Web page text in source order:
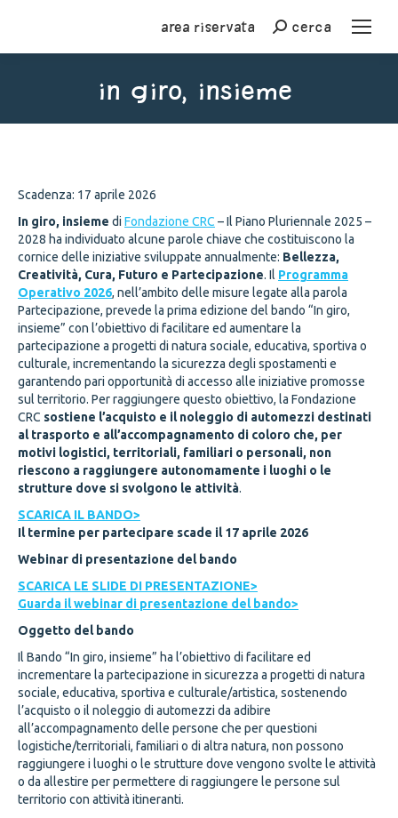
Area riservata Cercacerca
In giro, insieme
Scadenza: 17 aprile 2026
In giro, insieme di Fondazione CRC – Il Piano Pluriennale 2025 –
2028 ha individuato alcune parole chiave che costituiscono la
cornice delle iniziative sviluppate annualmente: Bellezza,
Creatività, Cura, Futuro e Partecipazione. Il Programma
Operativo 2026, nell’ambito delle misure legate alla parola
Partecipazione, prevede la prima edizione del bando “In giro,
insieme” con l’obiettivo di facilitare ed aumentare la
partecipazione a progetti di natura sociale, educativa, sportiva o
culturale, incrementando la sicurezza degli spostamenti e
garantendo pari opportunità di accesso alle iniziative promosse
sul territorio. Per raggiungere questo obiettivo, la Fondazione
CRC sostiene l’acquisto e il noleggio di automezzi destinati
al trasporto e all’accompagnamento di coloro che, per
motivi logistici, territoriali, familiari o personali, non
riescono a raggiungere autonomamente i luoghi o le
strutture dove si svolgono le attività.
SCARICA IL BANDO>
Il termine per partecipare scade il 17 aprile 2026
Webinar di presentazione del bando
SCARICA LE SLIDE DI PRESENTAZIONE>
Guarda il webinar di presentazione del bando>
Oggetto del bando
Il Bando “In giro, insieme” ha l’obiettivo di facilitare ed
incrementare la partecipazione in sicurezza a progetti di natura
sociale, educativa, sportiva e culturale/artistica, sostenendo
l’acquisto o il noleggio di automezzi da adibire
all’accompagnamento delle persone che per questioni
logistiche/territoriali, familiari o di altra natura, non possono
raggiungere i luoghi o le strutture dove vengono svolte le attività
o da allestire per permettere di raggiungere le persone sul
territorio con attività itineranti.